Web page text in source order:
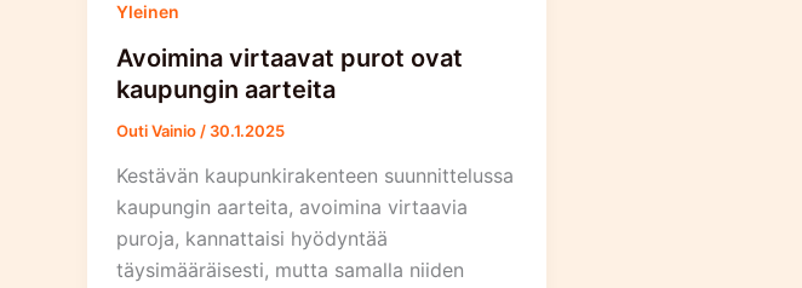
Yleinen
Avoimina virtaavat purot ovat
kaupungin aarteita
Outi Vainio / 30.1.2025
Kestävän kaupunkirakenteen suunnittelussa
kaupungin aarteita, avoimina virtaavia
puroja, kannattaisi hyödyntää
täysimääräisesti, mutta samalla niiden